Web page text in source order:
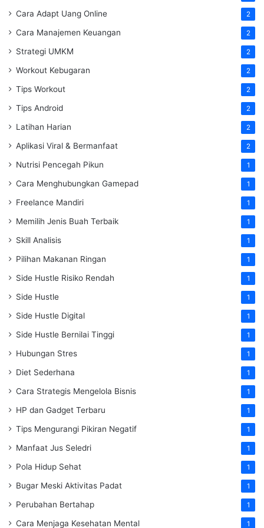
Cara Adapt Uang Online 2
Cara Manajemen Keuangan 2
Strategi UMKM 2
Workout Kebugaran 2
Tips Workout 2
Tips Android 2
Latihan Harian 2
Aplikasi Viral & Bermanfaat 2
Nutrisi Pencegah Pikun 1
Cara Menghubungkan Gamepad 1
Freelance Mandiri 1
Memilih Jenis Buah Terbaik 1
Skill Analisis 1
Pilihan Makanan Ringan 1
Side Hustle Risiko Rendah 1
Side Hustle 1
Side Hustle Digital 1
Side Hustle Bernilai Tinggi 1
Hubungan Stres 1
Diet Sederhana 1
Cara Strategis Mengelola Bisnis 1
HP dan Gadget Terbaru 1
Tips Mengurangi Pikiran Negatif 1
Manfaat Jus Seledri 1
Pola Hidup Sehat 1
Bugar Meski Aktivitas Padat 1
Perubahan Bertahap 1
Cara Menjaga Kesehatan Mental 1